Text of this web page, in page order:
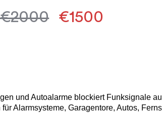
€2000 €1500
und Autoalarme blockiert Funksignale
Alarmsysteme, Garagentore, Autos,